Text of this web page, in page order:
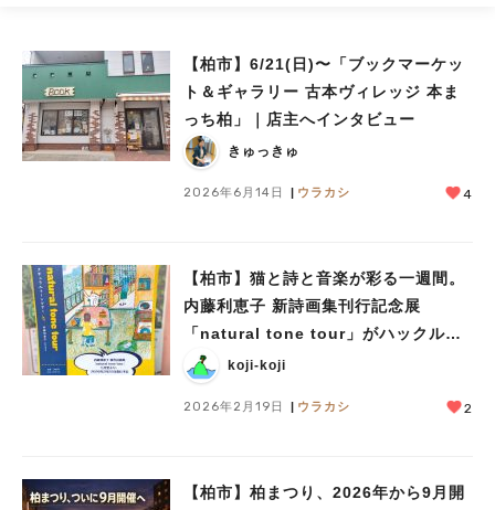
【柏市】6/21(日)〜「ブックマーケッ
ト＆ギャラリー 古本ヴィレッジ 本ま
っち柏」｜店主へインタビュー
きゅっきゅ
2026年6月14日 ウラカシ 4
【柏市】猫と詩と音楽が彩る一週間。
内藤利恵子 新詩画集刊行記念展
「natural tone tour」がハックルベ
リーブックスで開催！ (2/22～2/28)
koji-koji
2026年2月19日 ウラカシ 2
【柏市】柏まつり、2026年から9月開